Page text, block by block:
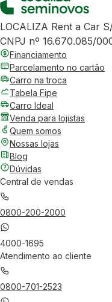
LOCALIZA Rent a Car
CNPJ nº 16.670.085/
Financiamento
Parcelamento no cartão
Carro na troca
Tabela Fipe
Carro Ideal
Venda para lojistas
Quem somos
Nossas lojas
Blog
Dúvidas
Central de vendas
0800-200-2000
4000-1695
Atendimento ao cliente
0800-701-2523